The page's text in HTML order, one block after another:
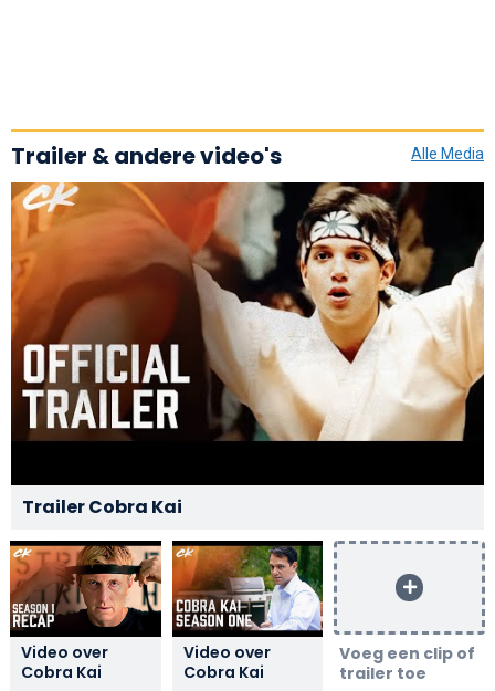
Trailer & andere video's
Trailer Cobra Kai
Alle Media
Video over
Cobra Kai
Video over
Cobra Kai
Voeg een clip of
trailer toe